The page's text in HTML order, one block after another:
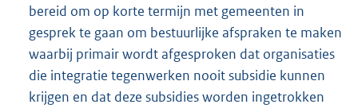
bereid om op korte termijn met gemeenten in
gesprek te gaan om bestuurlijke afspraken te maken
waarbij primair wordt afgesproken dat organisaties
die integratie tegenwerken nooit subsidie kunnen
krijgen en dat deze subsidies worden ingetrokken